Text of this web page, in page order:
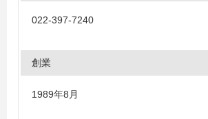
022-397-7240
創業
1989年8月